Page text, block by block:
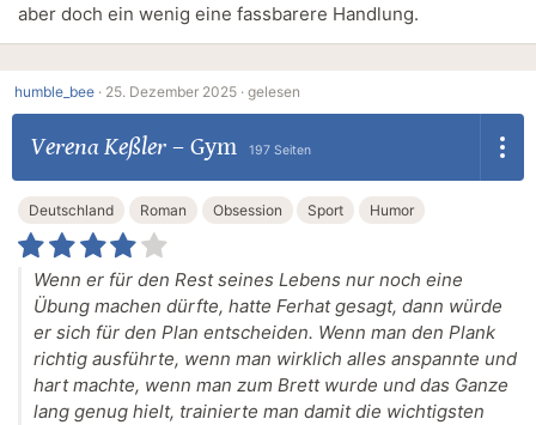
aber doch ein wenig eine fassbarere Handlung.
humble_bee · 25. Dezember 2025 · gelesen
Verena Keßler– Gym 197 Seiten
Deutschland Roman Obsession Sport Humor
Wenn er für den Rest seines Lebens nur noch eine
Übung machen dürfte, hatte Ferhat gesagt, dann würde
er sich für den Plan entscheiden. Wenn man den Plank
richtig ausführte, wenn man wirklich alles anspannte und
hart machte, wenn man zum Brett wurde und das Ganze
lang genug hielt, trainierte man damit die wichtigsten